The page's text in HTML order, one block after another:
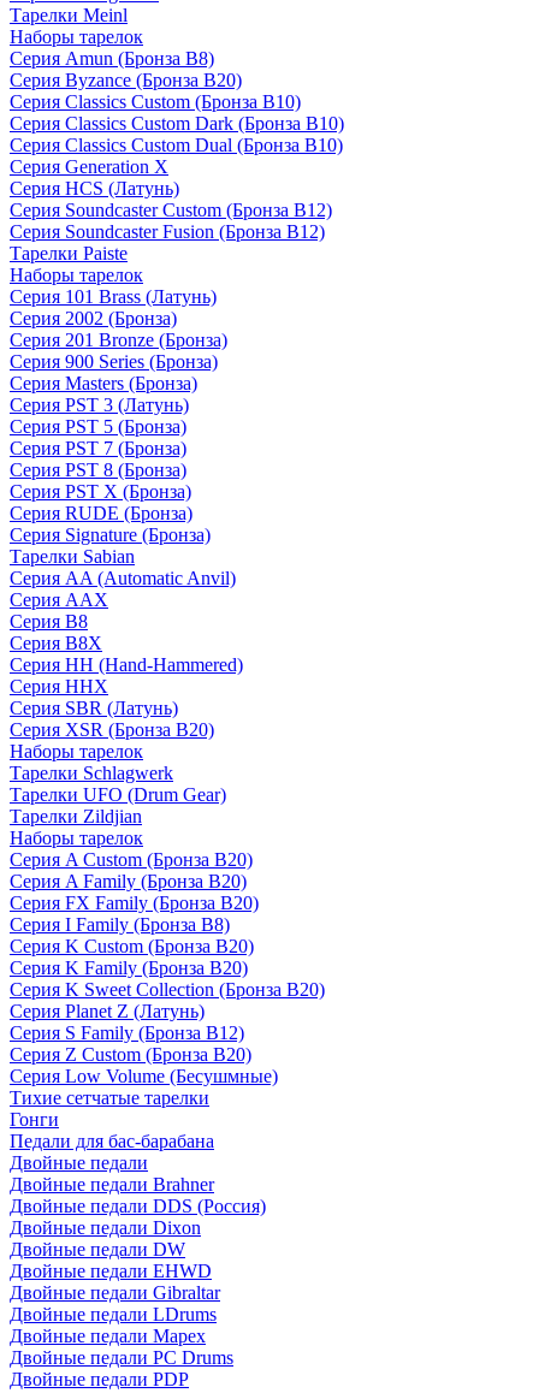
Тарелки Meinl
Наборы тарелок
Серия Amun (Бронза B8)
Серия Byzance (Бронза B20)
Серия Classics Custom (Бронза B10)
Серия Classics Custom Dark (Бронза B10)
Серия Classics Custom Dual (Бронза B10)
Серия Generation X
Серия HCS (Латунь)
Серия Soundcaster Custom (Бронза B12)
Серия Soundcaster Fusion (Бронза B12)
Тарелки Paiste
Наборы тарелок
Серия 101 Brass (Латунь)
Серия 2002 (Бронза)
Серия 201 Bronze (Бронза)
Серия 900 Series (Бронза)
Серия Masters (Бронза)
Серия PST 3 (Латунь)
Серия PST 5 (Бронза)
Серия PST 7 (Бронза)
Серия PST 8 (Бронза)
Серия PST X (Бронза)
Серия RUDE (Бронза)
Серия Signature (Бронза)
Тарелки Sabian
Серия AA (Automatic Anvil)
Серия AAX
Серия B8
Серия B8X
Серия HH (Hand-Hammered)
Серия HHX
Серия SBR (Латунь)
Серия XSR (Бронза B20)
Наборы тарелок
Тарелки Schlagwerk
Тарелки UFO (Drum Gear)
Тарелки Zildjian
Наборы тарелок
Серия A Custom (Бронза B20)
Серия A Family (Бронза B20)
Серия FX Family (Бронза B20)
Серия I Family (Бронза B8)
Серия K Custom (Бронза B20)
Серия K Family (Бронза B20)
Серия K Sweet Collection (Бронза B20)
Серия Planet Z (Латунь)
Серия S Family (Бронза B12)
Серия Z Custom (Бронза B20)
Серия Low Volume (Бесушмные)
Тихие сетчатые тарелки
Гонги
Педали для бас-барабана
Двойные педали
Двойные педали Brahner
Двойные педали DDS (Россия)
Двойные педали Dixon
Двойные педали DW
Двойные педали EHWD
Двойные педали Gibraltar
Двойные педали LDrums
Двойные педали Mapex
Двойные педали PC Drums
Двойные педали PDP